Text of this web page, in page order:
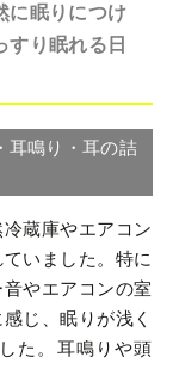
に眠りにつけ
すり眠れる日
耳鳴り・耳の詰
蔵庫やエアコン
いました。特に
やエアコンの室
じ、眠りが浅く
た。耳鳴りや頭